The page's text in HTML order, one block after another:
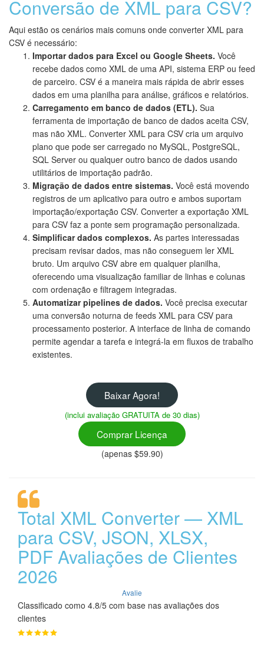
Conversão de XML para CSV?
Aqui estão os cenários mais comuns onde converter XML para
CSV é necessário:
Importar dados para Excel ou Google Sheets. Você
recebe dados como XML de uma API, sistema ERP ou feed
de parceiro. CSV é a maneira mais rápida de abrir esses
dados em uma planilha para análise, gráficos e relatórios.
Carregamento em banco de dados (ETL). Sua
ferramenta de importação de banco de dados aceita CSV,
mas não XML. Converter XML para CSV cria um arquivo
plano que pode ser carregado no MySQL, PostgreSQL,
SQL Server ou qualquer outro banco de dados usando
utilitários de importação padrão.
Migração de dados entre sistemas. Você está movendo
registros de um aplicativo para outro e ambos suportam
importação/exportação CSV. Converter a exportação XML
para CSV faz a ponte sem programação personalizada.
Simplificar dados complexos. As partes interessadas
precisam revisar dados, mas não conseguem ler XML
bruto. Um arquivo CSV abre em qualquer planilha,
oferecendo uma visualização familiar de linhas e colunas
com ordenação e filtragem integradas.
Automatizar pipelines de dados. Você precisa executar
uma conversão noturna de feeds XML para CSV para
processamento posterior. A interface de linha de comando
permite agendar a tarefa e integrá-la em fluxos de trabalho
existentes.
Baixar Agora!
(inclui avaliação GRATUITA de 30 dias)
Comprar Licença
(apenas $59.90)
Total XML Converter — XML
para CSV, JSON, XLSX,
PDF Avaliações de Clientes
2026
Avalie
Classificado como 4.8/5 com base nas avaliações dos
clientes